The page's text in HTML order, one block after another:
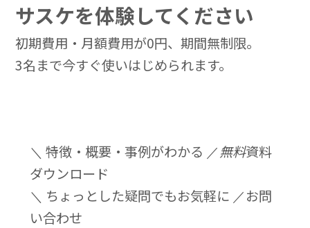
サスケを体験してください
初期費用・月額費用が0円、期間無制限。
3名まで今すぐ使いはじめられます。
＼ 特徴・概要・事例がわかる ／無料資料
ダウンロード
＼ ちょっとした疑問でもお気軽に ／お問
い合わせ